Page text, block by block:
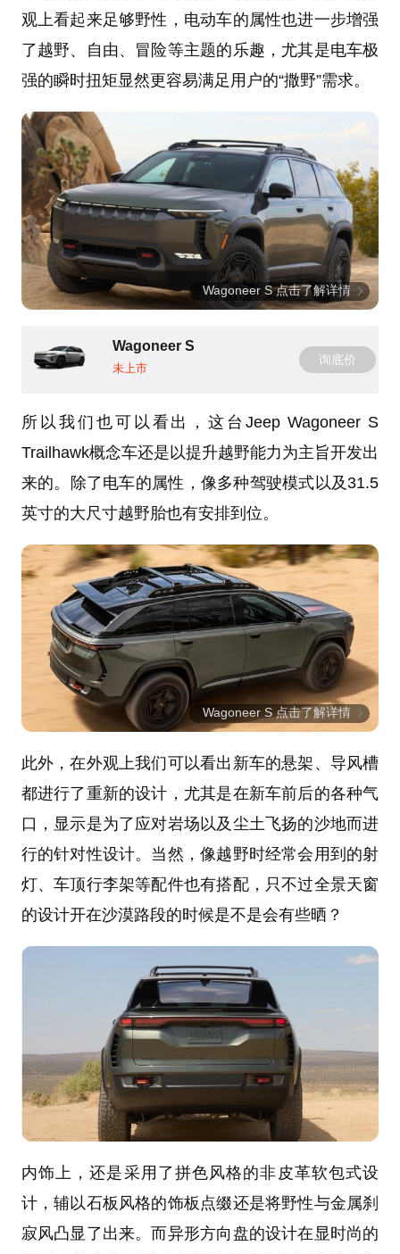
观上看起来足够野性，电动车的属性也进一步增强
了越野、自由、冒险等主题的乐趣，尤其是电车极
强的瞬时扭矩显然更容易满足用户的“撒野”需求。
Wagoneer S 点击了解详情
Wagoneer S
未上市
询底价
所以我们也可以看出，这台Jeep Wagoneer S
Trailhawk概念车还是以提升越野能力为主旨开发出
来的。除了电车的属性，像多种驾驶模式以及31.5
英寸的大尺寸越野胎也有安排到位。
Wagoneer S 点击了解详情
此外，在外观上我们可以看出新车的悬架、导风槽
都进行了重新的设计，尤其是在新车前后的各种气
口，显示是为了应对岩场以及尘土飞扬的沙地而进
行的针对性设计。当然，像越野时经常会用到的射
灯、车顶行李架等配件也有搭配，只不过全景天窗
的设计开在沙漠路段的时候是不是会有些晒？
内饰上，还是采用了拼色风格的非皮革软包式设
计，辅以石板风格的饰板点缀还是将野性与金属刹
寂风凸显了出来。而异形方向盘的设计在显时尚的